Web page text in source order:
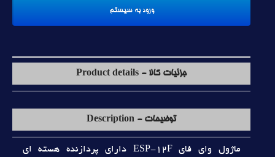
جزئیات کالا - Product details
توضیحات - Description
ماژول واي فاي ESP-12F داراي پردازنده هسته اي